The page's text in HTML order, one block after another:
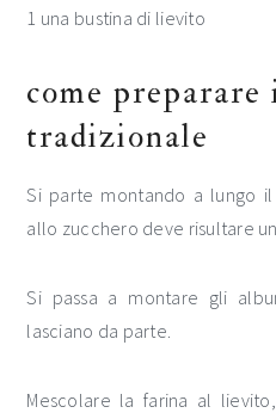
1 una bustina di lievito
come
tradizionale
Si parte montando a lungo
allo zucchero deve risultare
Si passa a montare gli
lasciano da parte.
Mescolare la farina al